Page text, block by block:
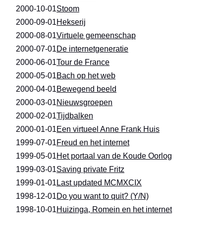
2000-10-01Stoom
2000-09-01Hekserij
2000-08-01Virtuele gemeenschap
2000-07-01De internetgeneratie
2000-06-01Tour de France
2000-05-01Bach op het web
2000-04-01Bewegend beeld
2000-03-01Nieuwsgroepen
2000-02-01Tijdbalken
2000-01-01Een virtueel Anne Frank Huis
1999-07-01Freud en het internet
1999-05-01Het portaal van de Koude Oorlog
1999-03-01Saving private Fritz
1999-01-01 Last updated MCMXCIX
1998-12-01Do you want to quit? (Y/N)
1998-10-01Huizinga, Romein en het internet